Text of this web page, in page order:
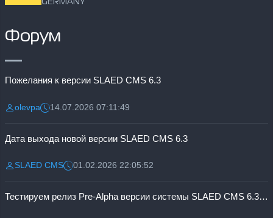
GERMANY
Форум
Пожелания к версии SLAED CMS 6.3
Разместил:
olevpaДата:14.07.2026 07:11:49
Дата выхода новой версии SLAED CMS 6.3
Разместил:
SLAED CMSДата:01.02.2026 22:05:52
Тестируем релиз Pre-Alpha версии системы SLAED CMS 6.3 Pro